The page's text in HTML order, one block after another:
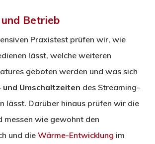
Betrieb
Praxistest prüfen wir, wie
lässt, welche weiteren
geboten werden und was sich
und Umschaltzeiten des Streaming-
lässt. Darüber hinaus prüfen wir die
messen wie gewohnt den
und die Wärme-Entwicklung im